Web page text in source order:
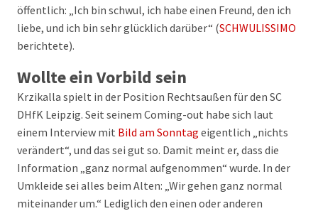
öffentlich: „Ich bin schwul, ich habe einen Freund, den ich
liebe, und ich bin sehr glücklich darüber“ (SCHWULISSIMO
berichtete).
Wollte ein Vorbild sein
Krzikalla spielt in der Position Rechtsaußen für den SC
DHfK Leipzig. Seit seinem Coming-out habe sich laut
einem Interview mit Bild am Sonntag eigentlich „nichts
verändert“, und das sei gut so. Damit meint er, dass die
Information „ganz normal aufgenommen“ wurde. In der
Umkleide sei alles beim Alten: „Wir gehen ganz normal
miteinander um.“ Lediglich den einen oder anderen